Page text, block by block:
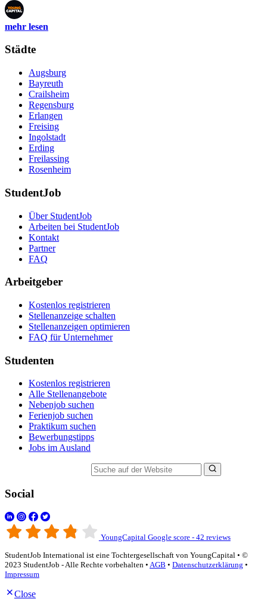
mehr lesen
Städte
Augsburg
Bayreuth
Crailsheim
Regensburg
Erlangen
Freising
Ingolstadt
Erding
Freilassing
Rosenheim
StudentJob
Über StudentJob
Arbeiten bei StudentJob
Kontakt
Partner
FAQ
Arbeitgeber
Kostenlos registrieren
Stellenanzeige schalten
Stellenanzeigen optimieren
FAQ für Unternehmer
Studenten
Kostenlos registrieren
Alle Stellenangebote
Nebenjob suchen
Ferienjob suchen
Praktikum suchen
Bewerbungstipps
Jobs im Ausland
Social
YoungCapital Google score - 42 reviews
StudentJob International ist eine Tochtergesellschaft von YoungCapital • ©
2023 StudentJob - Alle Rechte vorbehalten • AGB • Datenschutzerklärung •
Impressum
Close